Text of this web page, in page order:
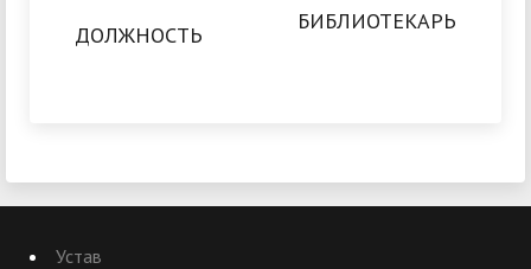
ДОЛЖНОСТЬ
БИБЛИОТЕКАРЬ
Устав